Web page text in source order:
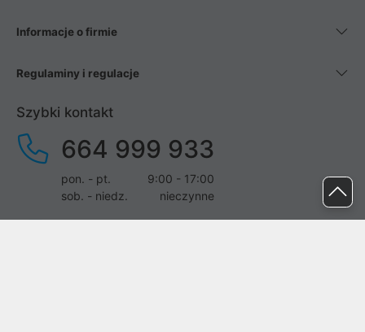
Informacje o firmie
Regulaminy i regulacje
Szybki kontakt
664 999 933
pon. - pt.
9:00 - 17:00
sob. - niedz.
nieczynne